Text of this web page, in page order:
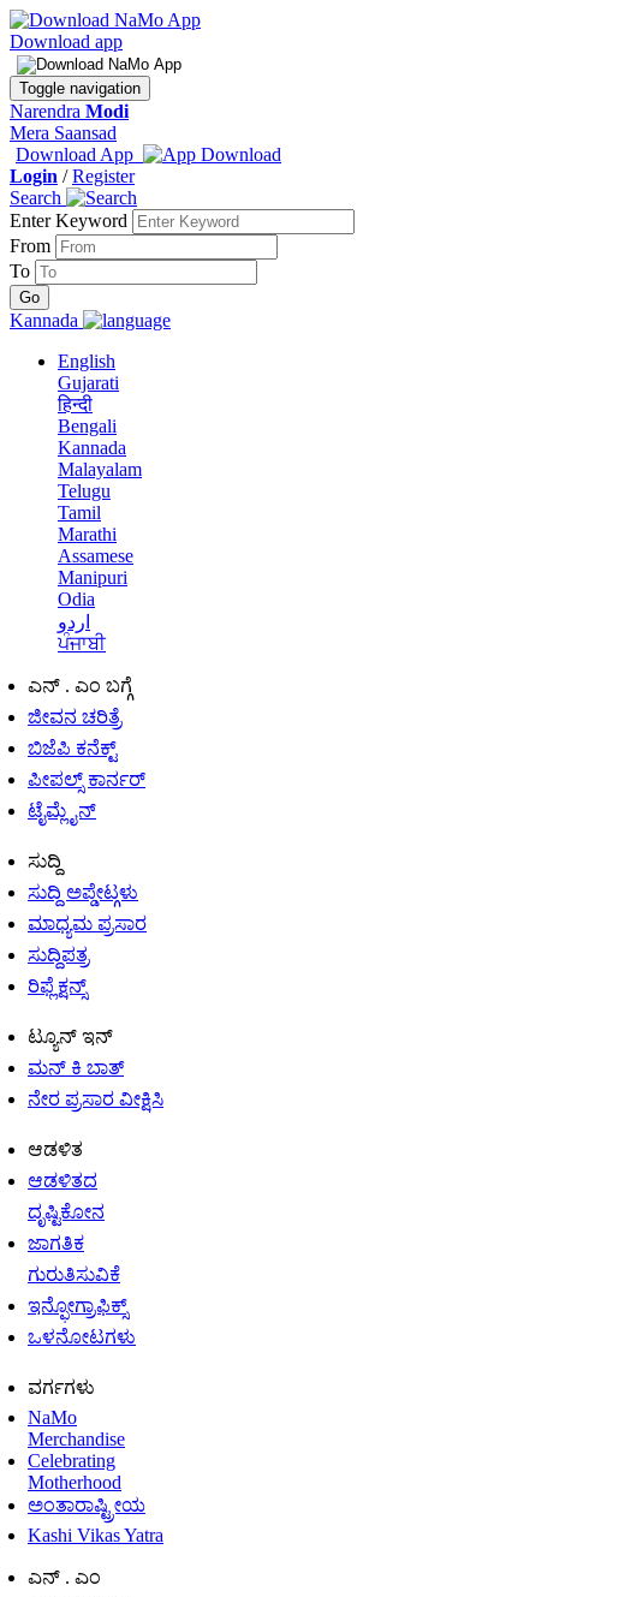
Download app
Toggle navigation
Narendra Modi
Mera Saansad
Download App
Login /Register
Search
Enter Keyword
From
To
Kannada
English
Gujarati
हिन्दी
Bengali
Kannada
Malayalam
Telugu
Tamil
Marathi
Assamese
Manipuri
Odia
اردو
ਪੰਜਾਬੀ
ಎನ್ . ಎಂ ಬಗ್ಗೆ
ಜೀವನ ಚರಿತ್ರೆ
ಬಿಜೆಪಿ ಕನೆಕ್ಟ್
ಪೀಪಲ್ಸ್ ಕಾರ್ನರ್
ಟೈಮ್ಲೈನ್
ಸುದ್ದಿ
ಸುದ್ದಿ ಅಪ್ಡೇಟ್ಗಳು
ಮಾಧ್ಯಮ ಪ್ರಸಾರ
ಸುದ್ದಿಪತ್ರ
ರಿಫ್ಲೆಕ್ಷನ್ಸ್
ಟ್ಯೂನ್ ಇನ್
ಮನ್ ಕಿ ಬಾತ್
ನೇರ ಪ್ರಸಾರ ವೀಕ್ಷಿಸಿ
ಆಡಳಿತ
ಆಡಳಿತದ
ದೃಷ್ಟಿಕೋನ
ಜಾಗತಿಕ
ಗುರುತಿಸುವಿಕೆ
ಇನ್ಫೋಗ್ರಾಫಿಕ್ಸ್
ಒಳನೋಟಗಳು
ವರ್ಗಗಳು
NaMo
Merchandise
Celebrating
Motherhood
ಅಂತಾರಾಷ್ಟ್ರೀಯ
Kashi Vikas Yatra
ಎನ್ . ಎಂ